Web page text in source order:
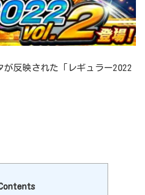
反映された「レギュラー2022